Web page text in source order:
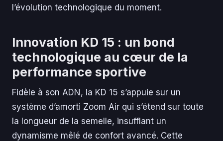
l’évolution technologique du moment.
Innovation KD 15 : un bond
technologique au cœur de la
performance sportive
Fidèle à son ADN, la KD 15 s’appuie sur un
système d’amorti Zoom Air qui s’étend sur toute
la longueur de la semelle, insufflant un
dynamisme mêlé de confort avancé. Cette